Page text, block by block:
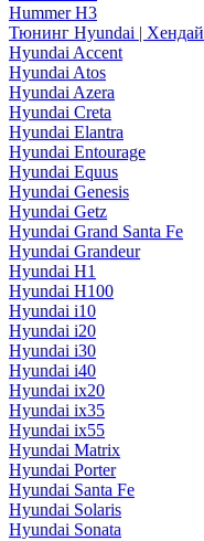
Hummer H3
Тюнинг Hyundai | Хендай
Hyundai Accent
Hyundai Atos
Hyundai Azera
Hyundai Creta
Hyundai Elantra
Hyundai Entourage
Hyundai Equus
Hyundai Genesis
Hyundai Getz
Hyundai Grand Santa Fe
Hyundai Grandeur
Hyundai H1
Hyundai H100
Hyundai i10
Hyundai i20
Hyundai i30
Hyundai i40
Hyundai ix20
Hyundai ix35
Hyundai ix55
Hyundai Matrix
Hyundai Porter
Hyundai Santa Fe
Hyundai Solaris
Hyundai Sonata